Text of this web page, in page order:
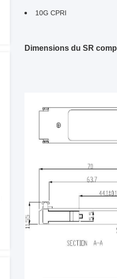
10G CPRI
Dimensions du SR